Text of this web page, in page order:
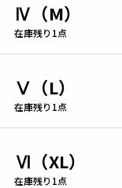
Ⅳ（M）
在庫残り1点
Ⅴ（L）
在庫残り1点
Ⅵ（XL）
在庫残り1点